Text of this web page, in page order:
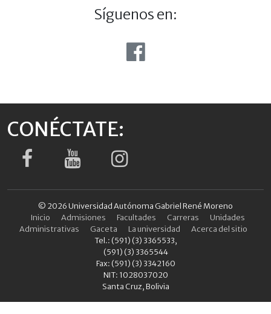
Síguenos en:
CONÉCTATE:
© 2026 Universidad Autónoma Gabriel René Moreno
Inicio
Admisiones Facultades Carreras
Unidades
Administrativas
Gaceta La universidad
Acerca del sitio
Tel.: (591) (3) 3365533,
(591) (3) 3365544
Fax: (591) (3) 3342160
NIT: 1028037020
Santa Cruz, Bolivia